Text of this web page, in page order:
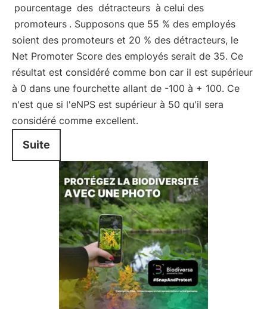
pourcentage des détracteurs à celui des
promoteurs . Supposons que 55 % des employés
soient des promoteurs et 20 % des détracteurs, le
Net Promoter Score des employés serait de 35. Ce
résultat est considéré comme bon car il est supérieur
à 0 dans une fourchette allant de -100 à + 100. Ce
n'est que si l'eNPS est supérieur à 50 qu'il sera
considéré comme excellent.
Suite